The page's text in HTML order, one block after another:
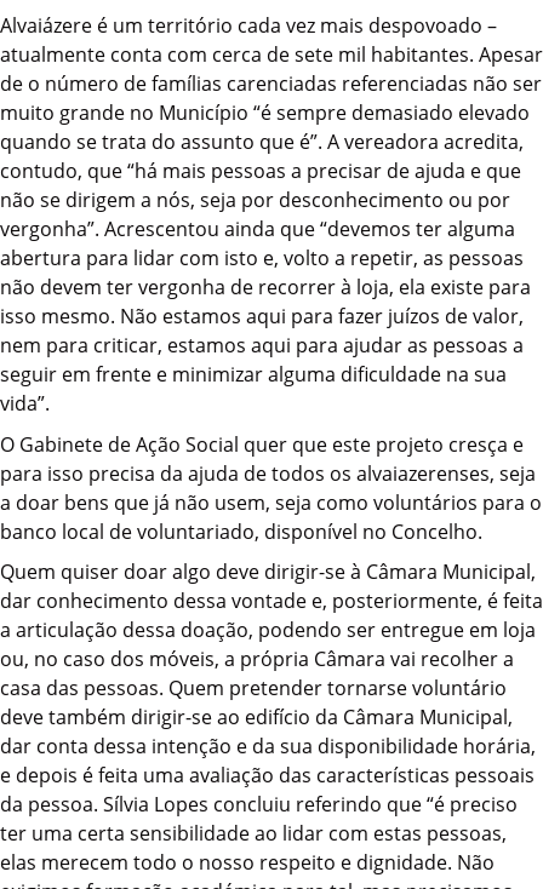
Alvaiázere é um território cada vez mais despovoado –
atualmente conta com cerca de sete mil habitantes. Apesar
de o número de famílias carenciadas referenciadas não ser
muito grande no Município “é sempre demasiado elevado
quando se trata do assunto que é”. A vereadora acredita,
contudo, que “há mais pessoas a precisar de ajuda e que
não se dirigem a nós, seja por desconhecimento ou por
vergonha”. Acrescentou ainda que “devemos ter alguma
abertura para lidar com isto e, volto a repetir, as pessoas
não devem ter vergonha de recorrer à loja, ela existe para
isso mesmo. Não estamos aqui para fazer juízos de valor,
nem para criticar, estamos aqui para ajudar as pessoas a
seguir em frente e minimizar alguma dificuldade na sua
vida”.
O Gabinete de Ação Social quer que este projeto cresça e
para isso precisa da ajuda de todos os alvaiazerenses, seja
a doar bens que já não usem, seja como voluntários para o
banco local de voluntariado, disponível no Concelho.
Quem quiser doar algo deve dirigir-se à Câmara Municipal,
dar conhecimento dessa vontade e, posteriormente, é feita
a articulação dessa doação, podendo ser entregue em loja
ou, no caso dos móveis, a própria Câmara vai recolher a
casa das pessoas. Quem pretender tornarse voluntário
deve também dirigir-se ao edifício da Câmara Municipal,
dar conta dessa intenção e da sua disponibilidade horária,
e depois é feita uma avaliação das características pessoais
da pessoa. Sílvia Lopes concluiu referindo que “é preciso
ter uma certa sensibilidade ao lidar com estas pessoas,
elas merecem todo o nosso respeito e dignidade. Não